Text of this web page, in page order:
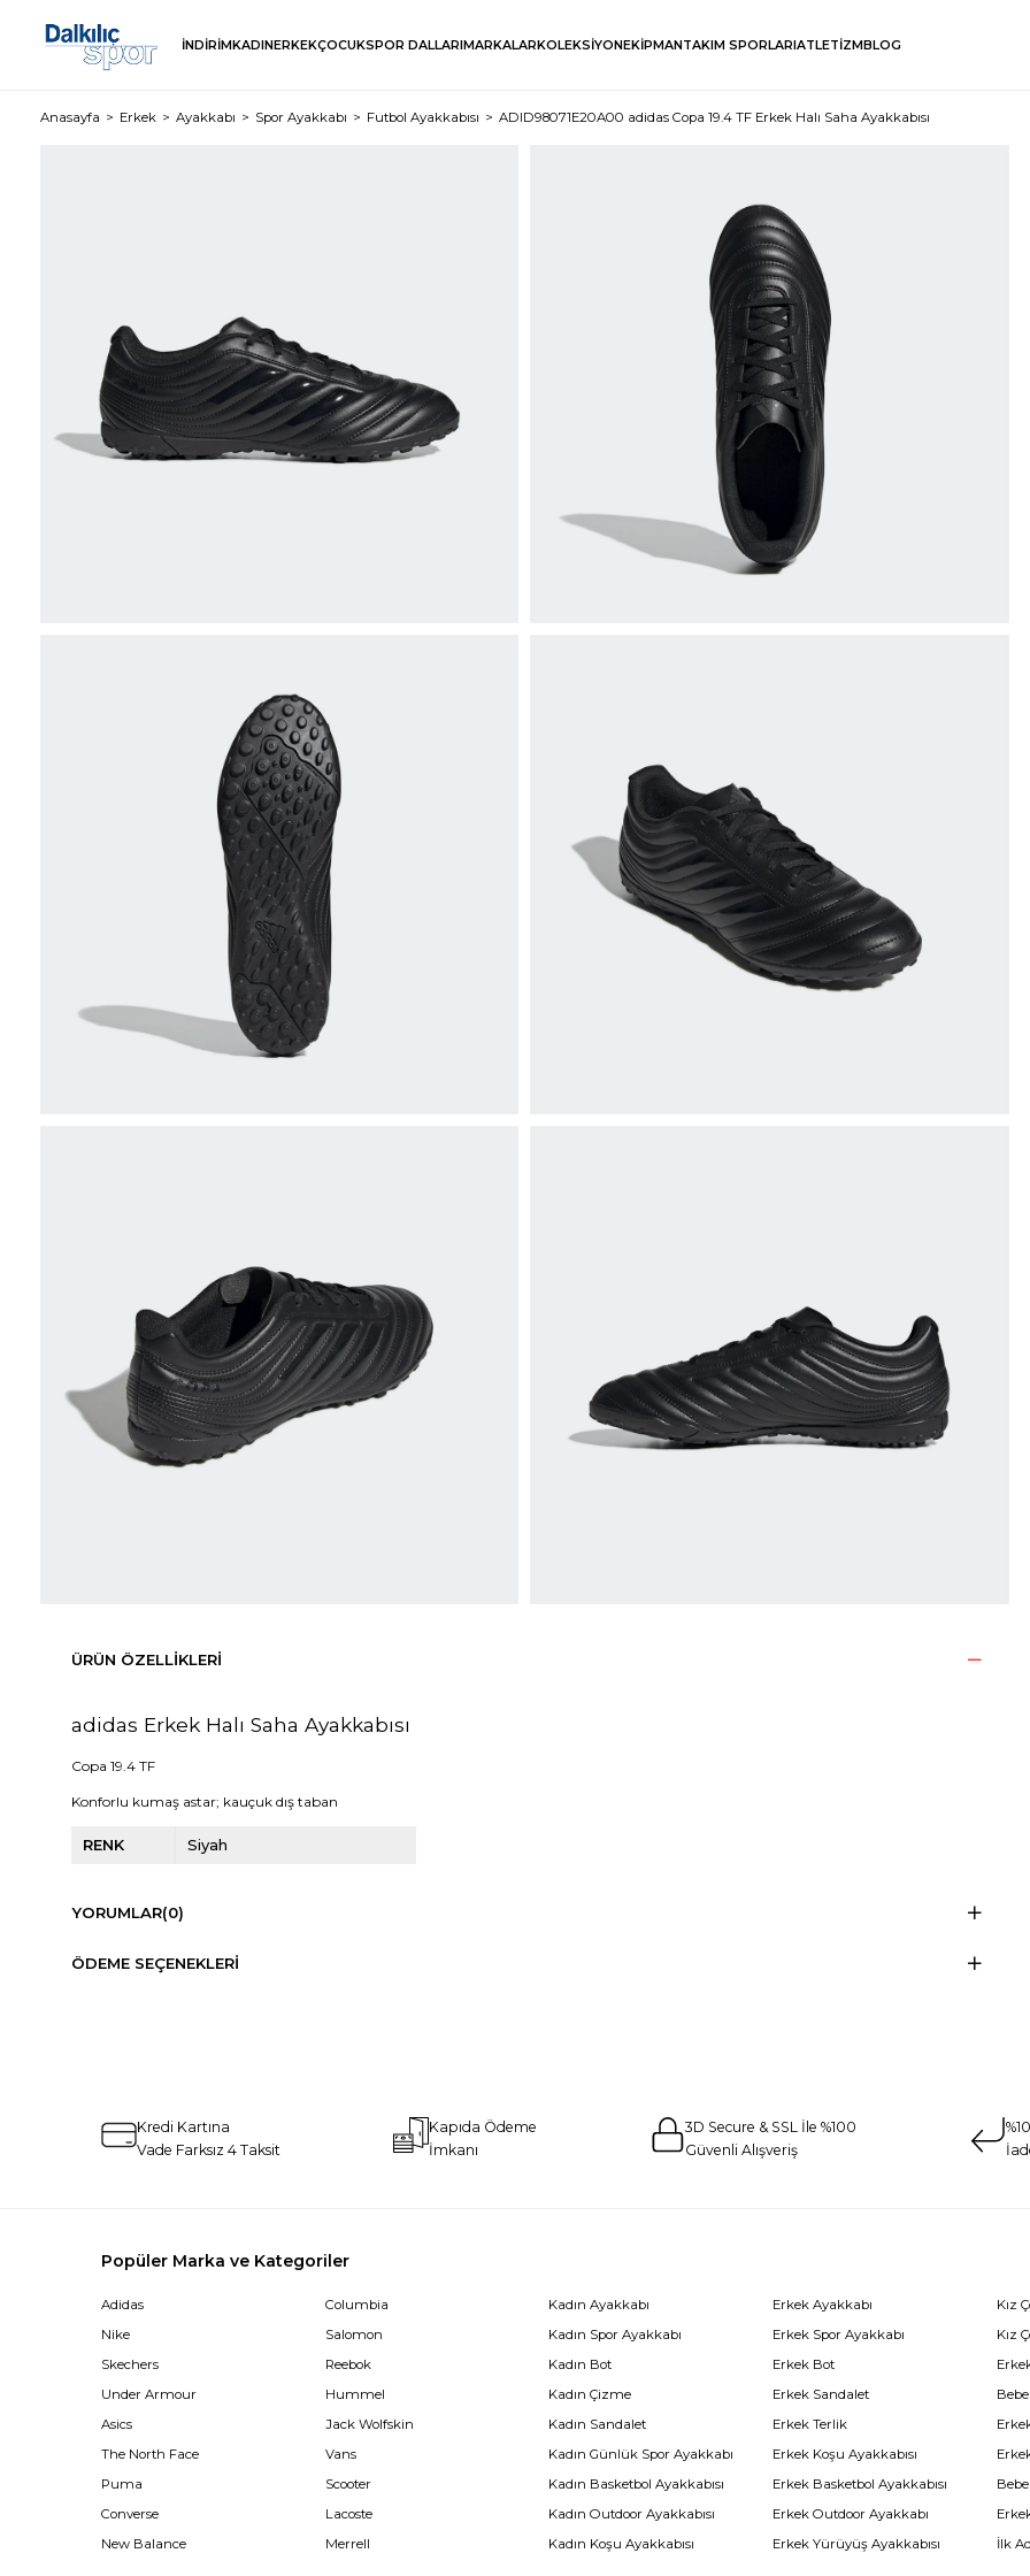
İNDİRİMKADINERKEKÇOCUKSPOR DALLARIMARKALARKOLEKSİYONEKİPMANTAKIM SPORLARIATLETİZMBLOG
Anasayfa Erkek Ayakkabı Spor Ayakkabı Futbol Ayakkabısı ADID98071E20A00 adidas Copa 19.4 TF Erkek Halı Saha Ayakkabısı
ÜRÜN ÖZELLIKLERI
adidas Erkek Halı Saha Ayakkabısı
Copa 19.4 TF
Konforlu kumaş astar; kauçuk dış taban
RENK Siyah
YORUMLAR(0)
ÖDEME SEÇENEKLERI
Kredi Kartına
Vade Farksız 4 Taksit
Kapıda Ödeme
İmkanı
3D Secure & SSL İle %100
Güvenli Alışveriş
Popüler Marka ve Kategoriler
Adidas
Nike
Skechers
Under Armour
Asics
The North Face
Puma
Converse
New Balance
Columbia
Salomon
Reebok
Hummel
Jack Wolfskin
Vans
Scooter
Lacoste
Merrell
Kadın Ayakkabı
Kadın Spor Ayakkabı
Kadın Bot
Kadın Çizme
Kadın Sandalet
Kadın Günlük Spor Ayakkabı
Kadın Basketbol Ayakkabısı
Kadın Outdoor Ayakkabısı
Kadın Koşu Ayakkabısı
Erkek Ayakkabı
Erkek Spor Ayakkabı
Erkek Bot
Erkek Sandalet
Erkek Terlik
Erkek Koşu Ayakkabısı
Erkek Basketbol Ayakkabısı
Erkek Outdoor Ayakkabı
Erkek Yürüyüş Ayakkabısı
Kız
Kız
İlk